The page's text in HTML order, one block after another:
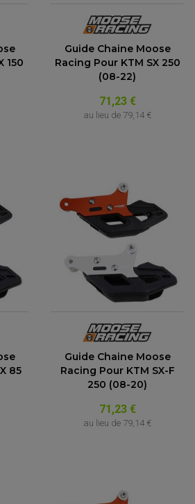
QUAD
D'EMBRAYAGE
150
Guide Chaine Moose
Racing Pour KTM SX 250
(08-22)
71,23 €
au lieu de 79,14 €
85
Guide Chaine Moose
Racing Pour KTM SX-F
250 (08-20)
71,23 €
au lieu de 79,14 €